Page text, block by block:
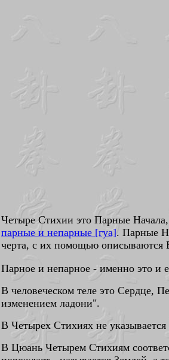
Четыре Стихии это Парные
парные и непарные [гуа]. Парные
черта, с их помощью
Парное и непарное - именно это и
В человеческом теле это Сердце,
изменением ладони".
В Четырех Стихиях не указывается
В Цюань Четырем Стихиям